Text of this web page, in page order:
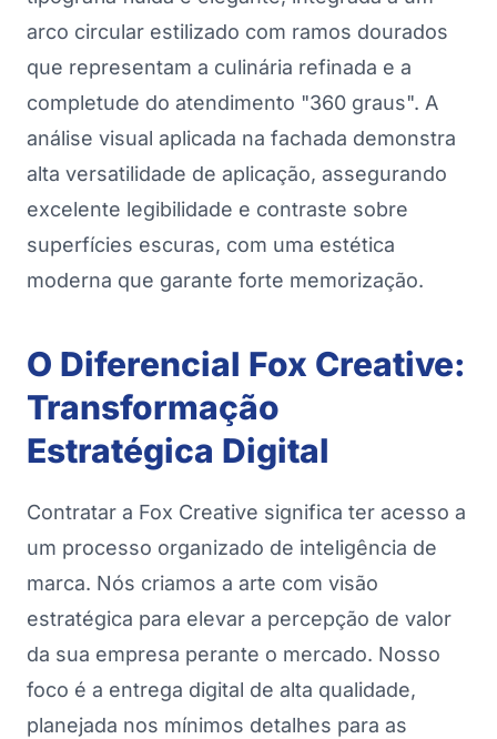
arco circular estilizado com ramos dourados
que representam a culinária refinada e a
completude do atendimento "360 graus". A
análise visual aplicada na fachada demonstra
alta versatilidade de aplicação, assegurando
excelente legibilidade e contraste sobre
superfícies escuras, com uma estética
moderna que garante forte memorização.
O Diferencial Fox Creative:
Transformação
Estratégica Digital
Contratar a Fox Creative significa ter acesso a
um processo organizado de inteligência de
marca. Nós criamos a arte com visão
estratégica para elevar a percepção de valor
da sua empresa perante o mercado. Nosso
foco é a entrega digital de alta qualidade,
planejada nos mínimos detalhes para as